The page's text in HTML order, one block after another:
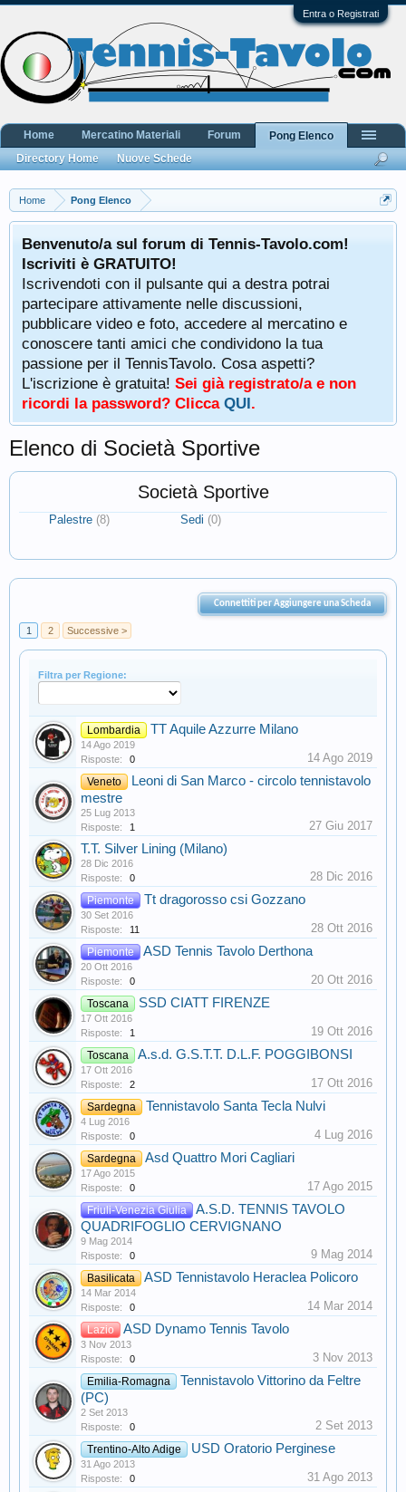
Entra o Registrati
Home Pong Elenco
Benvenuto/a sul forum di Tennis-Tavolo.com!
Iscriviti è GRATUITO!
Iscrivendoti con il pulsante qui a destra potrai
partecipare attivamente nelle discussioni,
pubblicare video e foto, accedere al mercatino e
conoscere tanti amici che condividono la tua
passione per il TennisTavolo. Cosa aspetti?
L'iscrizione è gratuita! Sei già registrato/a e non
ricordi la password? Clicca QUI.
Elenco di Società Sportive
Società Sportive
Palestre (8) Sedi (0)
Connettiti per Aggiungere una Scheda
1 2 Successive >
Filtra per Regione:
Lombardia TT Aquile Azzurre Milano
14 Ago 2019
Risposte:
0 14 Ago 2019
Veneto
Leoni di San Marco - circolo tennistavolo
mestre
25 Lug 2013
Risposte:
1 27 Giu 2017
T.T. Silver Lining (Milano)
28 Dic 2016
Risposte:
0 28 Dic 2016
Piemonte Tt dragorosso csi Gozzano
30 Set 2016
Risposte:
11 28 Ott 2016
Piemonte ASD Tennis Tavolo Derthona
20 Ott 2016
Risposte:
0 20 Ott 2016
Toscana SSD CIATT FIRENZE
17 Ott 2016
Risposte:
1 19 Ott 2016
Toscana A.s.d. G.S.T.T. D.L.F. POGGIBONSI
17 Ott 2016
Risposte:
2 17 Ott 2016
Sardegna Tennistavolo Santa Tecla Nulvi
4 Lug 2016
Risposte:
0 4 Lug 2016
Sardegna Asd Quattro Mori Cagliari
17 Ago 2015
Risposte:
0 17 Ago 2015
Friuli-Venezia Giulia
A.S.D. TENNIS TAVOLO
QUADRIFOGLIO CERVIGNANO
9 Mag 2014
Risposte:
0 9 Mag 2014
Basilicata ASD Tennistavolo Heraclea Policoro
14 Mar 2014
Risposte:
0 14 Mar 2014
Lazio ASD Dynamo Tennis Tavolo
3 Nov 2013
Risposte:
0 3 Nov 2013
Emilia-Romagna
Tennistavolo Vittorino da Feltre
(PC)
2 Set 2013
Risposte:
0 2 Set 2013
Trentino-Alto Adige USD Oratorio Perginese
31 Ago 2013
Risposte:
0 31 Ago 2013
Home Mercatino Materiali Forum
Pong Elenco
Directory Home
Nuove Schede